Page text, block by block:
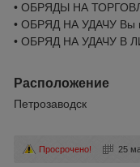
• ОБРЯДЫ НА
• ОБРЯД НА УДАЧУ Вы
• ОБРЯД НА УДАЧУ В
Расположение
Петрозаводск
Просрочено! 25